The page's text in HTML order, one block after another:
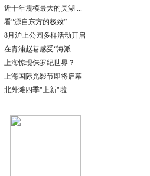
近十年规模最大的吴湖 ...
看“源自东方的极致” ...
8月沪上公园多样活动开启
在青浦赵巷感受“海派 ...
上海惊现侏罗纪世界？
上海国际光影节即将启幕
北外滩四季"上新"啦